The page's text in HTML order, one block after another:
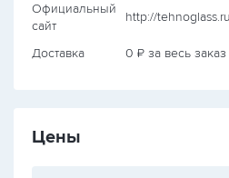
Официальный
сайт
http://
Доставка 0 ₽ за весь заказ
Цены